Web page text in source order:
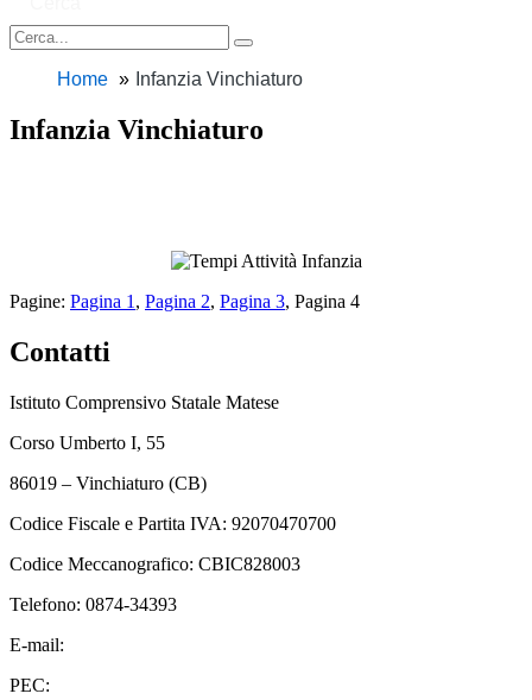
Home Infanzia Vinchiaturo
Infanzia Vinchiaturo
Pagine: Pagina 1 , Pagina 2, Pagina 3, Pagina 4
Contatti
Istituto Comprensivo Statale Matese
Corso Umberto I, 55
86019 – Vinchiaturo (CB)
Codice Fiscale e Partita IVA: 92070470700
Codice Meccanografico: CBIC828003
Telefono: 0874-34393
E-mail:
PEC: